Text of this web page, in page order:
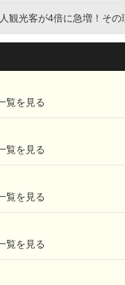
観光客が4倍に急増！その
覧を見る
覧を見る
覧を見る
覧を見る